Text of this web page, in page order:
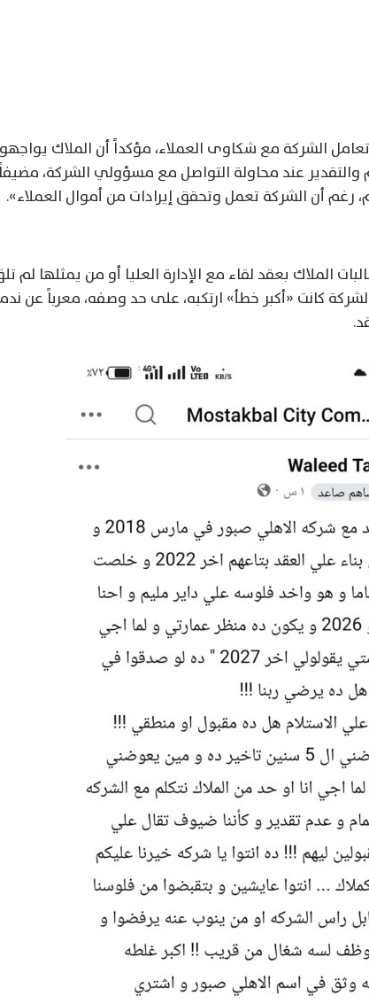
الشركة مع شكاوى العملاء، مؤكداً أن الملاك
عند محاولة التواصل مع مسؤولي الشركة،
أن الشركة تعمل وتحقق إيرادات من أموال العملاء».
الملاك بعقد لقاء مع الإدارة العليا أو من يمثلها لم
كانت «أكبر خطأ» ارتكبه، على حد وصفه، معرباً